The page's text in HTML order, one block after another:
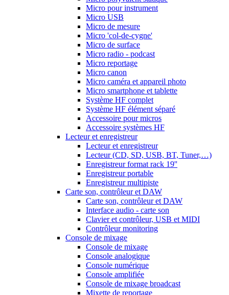
Micro pour instrument
Micro USB
Micro de mesure
Micro 'col-de-cygne'
Micro de surface
Micro radio - podcast
Micro reportage
Micro canon
Micro caméra et appareil photo
Micro smartphone et tablette
Système HF complet
Système HF élément séparé
Accessoire pour micros
Accessoire systèmes HF
Lecteur et enregistreur
Lecteur et enregistreur
Lecteur (CD, SD, USB, BT, Tuner,…)
Enregistreur format rack 19''
Enregistreur portable
Enregistreur multipiste
Carte son, contrôleur et DAW
Carte son, contrôleur et DAW
Interface audio - carte son
Clavier et contrôleur, USB et MIDI
Contrôleur monitoring
Console de mixage
Console de mixage
Console analogique
Console numérique
Console amplifiée
Console de mixage broadcast
Mixette de reportage